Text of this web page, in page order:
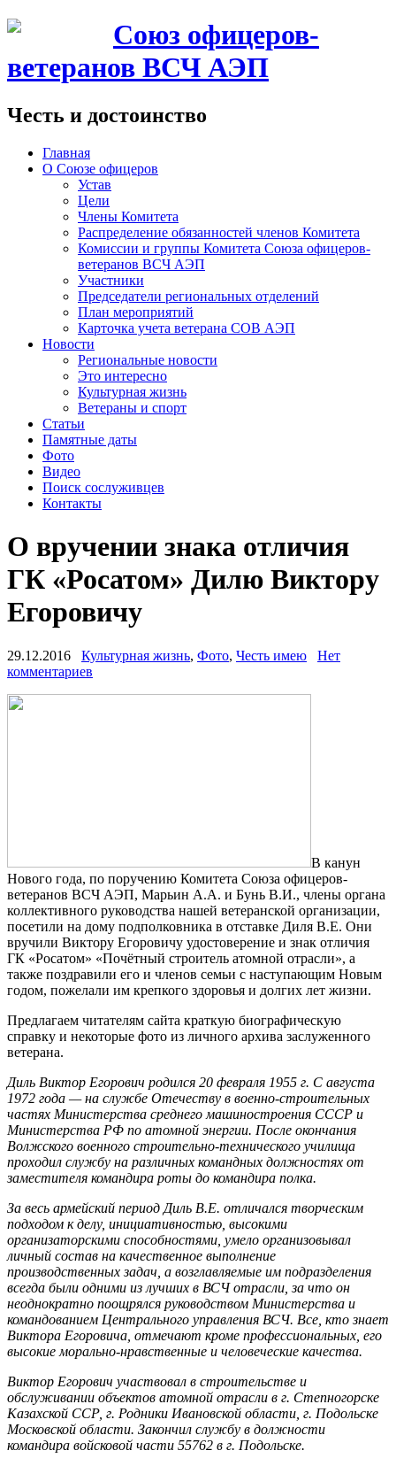
Союз офицеров-
ветеранов ВСЧ АЭП
Честь и достоинство
Главная
О Союзе офицеров
Устав
Цели
Члены Комитета
Распределение обязанностей членов Комитета
Комиссии и группы Комитета Союза офицеров-
ветеранов ВСЧ АЭП
Участники
Председатели региональных отделений
План мероприятий
Карточка учета ветерана CОВ АЭП
Новости
Региональные новости
Это интересно
Культурная жизнь
Ветераны и спорт
Статьи
Памятные даты
Фото
Видео
Поиск сослуживцев
Контакты
О вручении знака отличия
ГК «Росатом» Дилю Виктору
Егоровичу
29.12.2016 Культурная жизнь, Фото, Честь имею
Нет
комментариев
В канун
Нового года, по поручению Комитета Союза офицеров-
ветеранов ВСЧ АЭП, Марьин А.А. и Бунь В.И., члены органа
коллективного руководства нашей ветеранской организации,
посетили на дому подполковника в отставке Диля В.Е. Они
вручили Виктору Егоровичу удостоверение и знак отличия
ГК «Росатом» «Почётный строитель атомной отрасли», а
также поздравили его и членов семьи с наступающим Новым
годом, пожелали им крепкого здоровья и долгих лет жизни.
Предлагаем читателям сайта краткую биографическую
справку и некоторые фото из личного архива заслуженного
ветерана.
Диль Виктор Егорович родился 20 февраля 1955 г. С августа
1972 года — на службе Отечеству в военно-строительных
частях Министерства среднего машиностроения СССР и
Министерства РФ по атомной энергии. После окончания
Волжского военного строительно-технического училища
проходил службу на различных командных должностях от
заместителя командира роты до командира полка.
За весь армейский период Диль В.Е. отличался творческим
подходом к делу, инициативностью, высокими
организаторскими способностями, умело организовывал
личный состав на качественное выполнение
производственных задач, а возглавляемые им подразделения
всегда были одними из лучших в ВСЧ отрасли, за что он
неоднократно поощрялся руководством Министерства и
командованием Центрального управления ВСЧ. Все, кто знает
Виктора Егоровича, отмечают кроме профессиональных, его
высокие морально-нравственные и человеческие качества.
Виктор Егорович участвовал в строительстве и
обслуживании объектов атомной отрасли в г. Степногорске
Казахской ССР, г. Родники Ивановской области, г. Подольске
Московской области. Закончил службу в должности
командира войсковой части 55762 в г. Подольске.